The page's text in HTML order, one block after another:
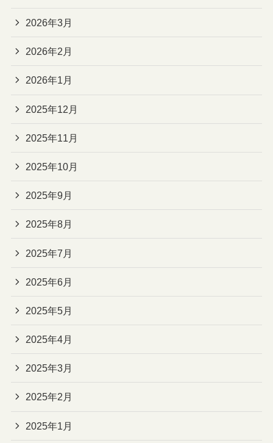
2026年3月
2026年2月
2026年1月
2025年12月
2025年11月
2025年10月
2025年9月
2025年8月
2025年7月
2025年6月
2025年5月
2025年4月
2025年3月
2025年2月
2025年1月